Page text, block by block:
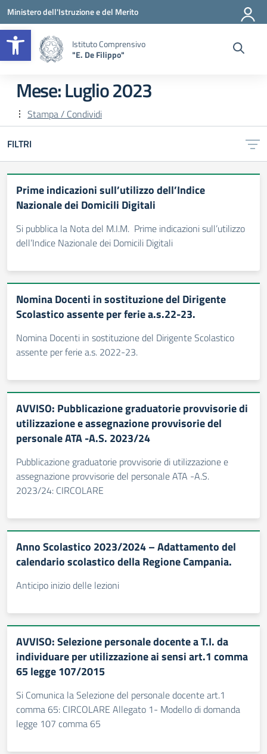
Apri la barra degli strumenti
Vai ai contenuti
Vai al menu di navigazione
Vai al footer
Ministero dell'Istruzione e del Merito
Istituto Comprensivo
"E. De Filippo"
Mese:Luglio 2023
Stampa / Condividi
FILTRI
Prime indicazioni sull’utilizzo dell’Indice
Nazionale dei Domicili Digitali
Si pubblica la Nota del M.I.M. Prime indicazioni sull’utilizzo
dell’Indice Nazionale dei Domicili Digitali
Nomina Docenti in sostituzione del Dirigente
Scolastico assente per ferie a.s.22-23.
Nomina Docenti in sostituzione del Dirigente Scolastico
assente per ferie a.s. 2022-23.
AVVISO: Pubblicazione graduatorie provvisorie di
utilizzazione e assegnazione provvisorie del
personale ATA -A.S. 2023/24
Pubblicazione graduatorie provvisorie di utilizzazione e
assegnazione provvisorie del personale ATA -A.S.
2023/24: CIRCOLARE
Anno Scolastico 2023/2024 – Adattamento del
calendario scolastico della Regione Campania.
Anticipo inizio delle lezioni
AVVISO: Selezione personale docente a T.I. da
individuare per utilizzazione ai sensi art.1 comma
65 legge 107/2015
Si Comunica la Selezione del personale docente art.1
comma 65: CIRCOLARE Allegato 1- Modello di domanda
legge 107 comma 65